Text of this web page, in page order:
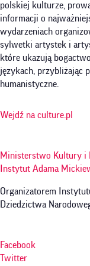
polskiej kulturze,
informacji o
wydarzeniach
sylwetki artystek i
które ukazują
językach, przybliżając
humanistyczne.
Wejdź na culture.pl
Ministerstwo Kultury i
Instytut Adama
Organizatorem
Dziedzictwa
Facebook
Twitter